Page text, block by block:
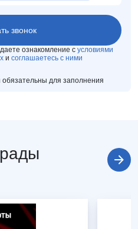
ознакомление с условиями
и соглашаетесь с ними
для заполнения